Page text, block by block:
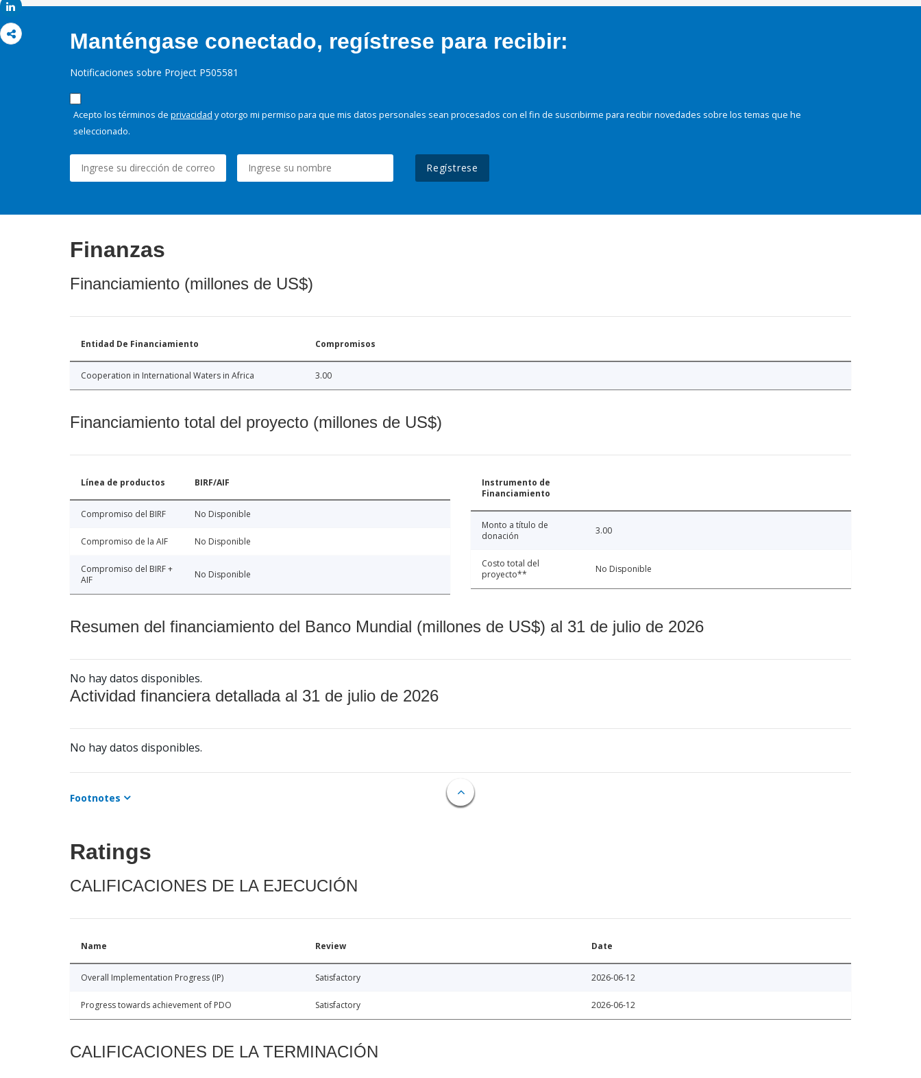
Share
Manténgase conectado, regístrese para recibir:
Notificaciones sobre Project P505581
Acepto los términos de privacidad y otorgo mi permiso para que mis datos personales sean procesados con el fin de suscribirme para recibir novedades sobre los temas que he
seleccionado.
Regístrese
Finanzas
Financiamiento (millones de US$)
Entidad De Financiamiento Compromisos
Cooperation in International Waters in Africa 3.00
Financiamiento total del proyecto (millones de US$)
Línea de productos BIRF/AIF
Compromiso del BIRF No Disponible
Compromiso de la AIF No Disponible
Compromiso del BIRF +
AIF
No Disponible
Instrumento de
Financiamiento
Monto a título de
donación
3.00
Costo total del
proyecto**
No Disponible
Resumen del financiamiento del Banco Mundial (millones de US$) al 31 de julio de 2026
No hay datos disponibles.
Actividad financiera detallada al 31 de julio de 2026
No hay datos disponibles.
Footnotes
Ratings
CALIFICACIONES DE LA EJECUCIÓN
Name Review Date
Overall Implementation Progress (IP) Satisfactory 2026-06-12
Progress towards achievement of PDO Satisfactory 2026-06-12
CALIFICACIONES DE LA TERMINACIÓN